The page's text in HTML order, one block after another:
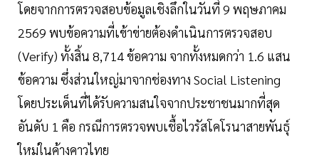
โดยจากการตรวจสอบข้อมูลเชิงลึกในวันที่ 9 พฤษภาคม
2569 พบข้อความที่เข้าข่ายต้องดำเนินการตรวจสอบ
(Verify) ทั้งสิ้น 8,714 ข้อความ จากทั้งหมดกว่า 1.6 แสน
ข้อความ ซึ่งส่วนใหญ่มาจากช่องทาง Social Listening
โดยประเด็นที่ได้รับความสนใจจากประชาชนมากที่สุด
อันดับ 1 คือ กรณีการตรวจพบเชื้อไวรัสโคโรนาสายพันธุ์
ใหม่ในค้างคาวไทย